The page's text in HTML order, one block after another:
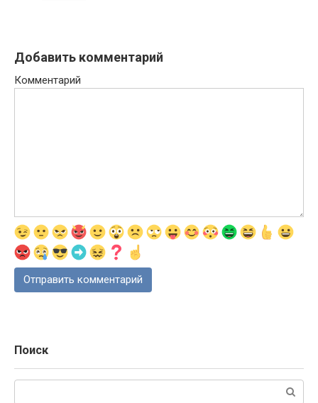
Добавить комментарий
Комментарий
Поиск